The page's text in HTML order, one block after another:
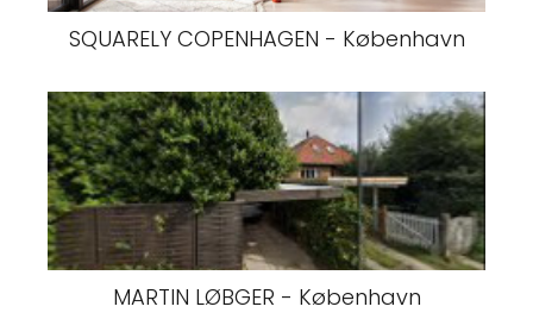
SQUARELY COPENHAGEN - København
MARTIN LØBGER - København